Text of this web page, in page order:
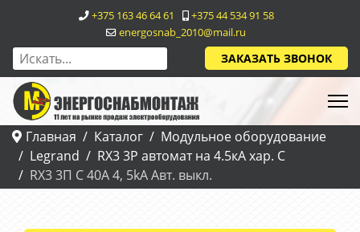
+375 163 46 64 61
+375 44 534 91 58
energosnab_2010@mail.ru
ЗАКАЗАТЬ ЗВОНОК
Главная Каталог
Модульное оборудование
Legrand
RX3 3P автомат на 4.5кА хар. С
RX3 3П С 40A 4, 5kA Авт. выкл.